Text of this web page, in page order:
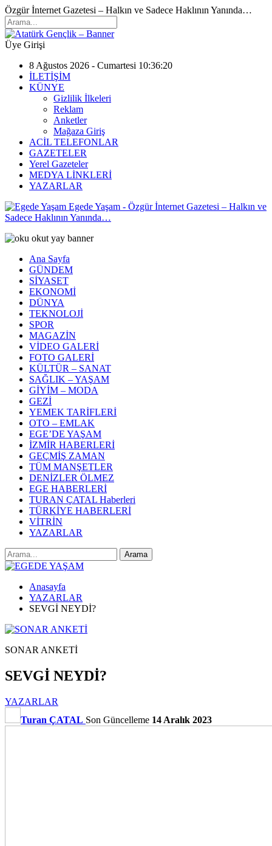
Özgür İnternet Gazetesi – Halkın ve Sadece Haklının Yanında…
Üye Girişi
8 Ağustos 2026 - Cumartesi 10:36:20
İLETİŞİM
KÜNYE
Gizlilik İlkeleri
Reklam
Anketler
Mağaza Giriş
ACİL TELEFONLAR
GAZETELER
Yerel Gazeteler
MEDYA LİNKLERİ
YAZARLAR
Egede Yaşam - Özgür İnternet Gazetesi – Halkın ve
Sadece Haklının Yanında…
Ana Sayfa
GÜNDEM
SİYASET
EKONOMİ
DÜNYA
TEKNOLOJİ
SPOR
MAGAZİN
VİDEO GALERİ
FOTO GALERİ
KÜLTÜR – SANAT
SAĞLIK – YAŞAM
GİYİM – MODA
GEZİ
YEMEK TARİFLERİ
OTO – EMLAK
EGE’DE YAŞAM
İZMİR HABERLERİ
GEÇMİŞ ZAMAN
TÜM MANŞETLER
DENİZLER ÖLMEZ
EGE HABERLERİ
TURAN ÇATAL Haberleri
TÜRKİYE HABERLERİ
VİTRİN
YAZARLAR
Anasayfa
YAZARLAR
SEVGİ NEYDİ?
SONAR ANKETİ
SEVGİ NEYDİ?
YAZARLAR
Turan ÇATAL Son Güncelleme 14 Aralık 2023